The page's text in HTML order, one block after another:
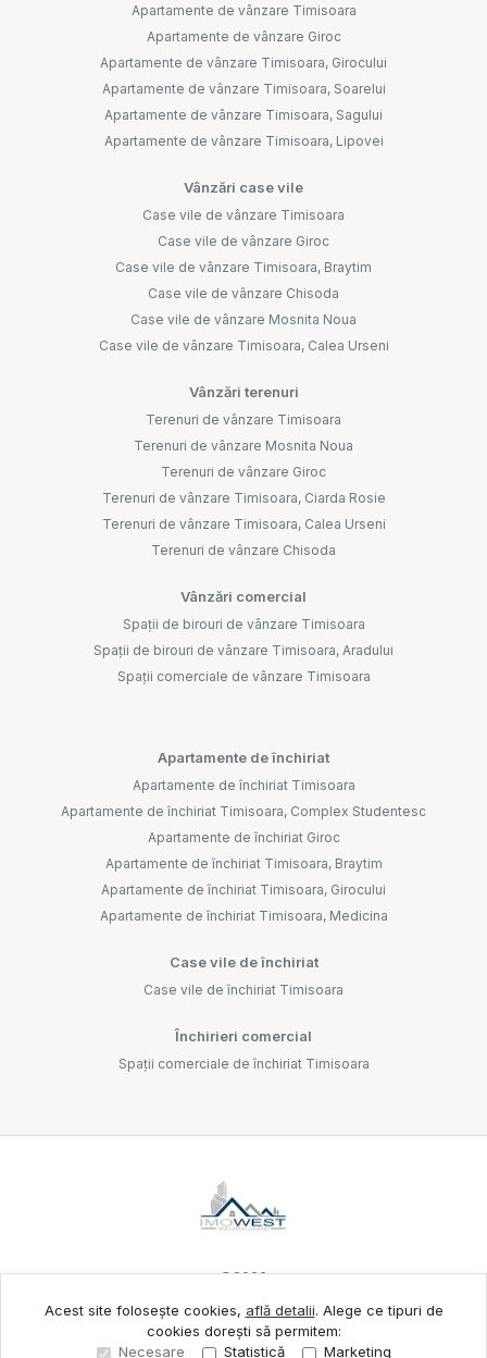
Apartamente de vânzare Timisoara
Apartamente de vânzare Giroc
Apartamente de vânzare Timisoara, Girocului
Apartamente de vânzare Timisoara, Soarelui
Apartamente de vânzare Timisoara, Sagului
Apartamente de vânzare Timisoara, Lipovei
Vânzări case vile
Case vile de vânzare Timisoara
Case vile de vânzare Giroc
Case vile de vânzare Timisoara, Braytim
Case vile de vânzare Chisoda
Case vile de vânzare Mosnita Noua
Case vile de vânzare Timisoara, Calea Urseni
Vânzări terenuri
Terenuri de vânzare Timisoara
Terenuri de vânzare Mosnita Noua
Terenuri de vânzare Giroc
Terenuri de vânzare Timisoara, Ciarda Rosie
Terenuri de vânzare Timisoara, Calea Urseni
Terenuri de vânzare Chisoda
Vânzări comercial
Spații de birouri de vânzare Timisoara
Spații de birouri de vânzare Timisoara, Aradului
Spații comerciale de vânzare Timisoara
Apartamente de închiriat
Apartamente de închiriat Timisoara
Apartamente de închiriat Timisoara, Complex Studentesc
Apartamente de închiriat Giroc
Apartamente de închiriat Timisoara, Braytim
Apartamente de închiriat Timisoara, Girocului
Apartamente de închiriat Timisoara, Medicina
Case vile de închiriat
Case vile de închiriat Timisoara
Închirieri comercial
Spații comerciale de închiriat Timisoara
©2026
Site creat în
Acest site folosește cookies, află detalii. Alege ce tipuri de
cookies dorești să permitem:
Necesare
Statistică Marketing